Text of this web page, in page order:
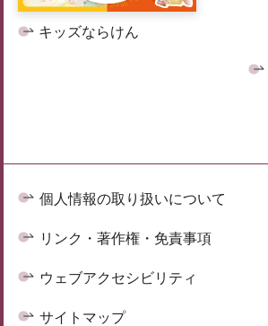
キッズならけん
個人情報の取り扱いについて
リンク・著作権・免責事項
ウェブアクセシビリティ
サイトマップ